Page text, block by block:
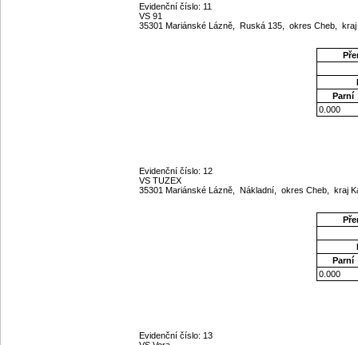
Evidenční číslo: 11
VS 91
35301 Mariánské Lázně, Ruská 135, okres Cheb,
Parní
0.000
Evidenční číslo: 12
VS TUZEX
35301 Mariánské Lázně, Nákladní, okres Cheb, kraj
Parní
0.000
Evidenční číslo: 13